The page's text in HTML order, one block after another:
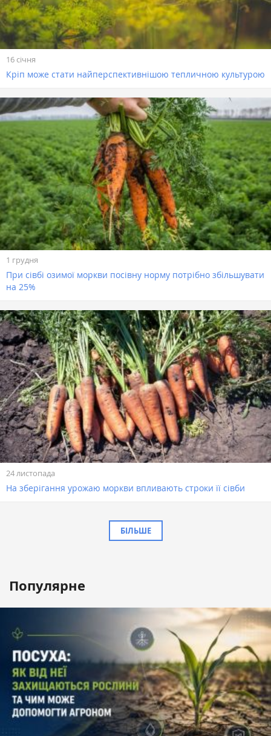
16 січня
Кріп може стати найперспективнішою тепличною культурою
1 грудня
При сівбі озимої моркви посівну норму потрібно збільшувати
на 25%
24 листопада
На зберігання урожаю моркви впливають строки її сівби
БІЛЬШЕ
Популярне